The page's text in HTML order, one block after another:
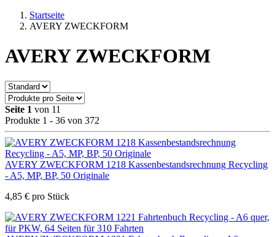
Startseite
AVERY ZWECKFORM
AVERY ZWECKFORM
Seite 1 von 11
Produkte 1 - 36 von 372
AVERY ZWECKFORM 1218 Kassenbestandsrechnung Recycling
- A5, MP, BP, 50 Originale
4,85 € pro Stück